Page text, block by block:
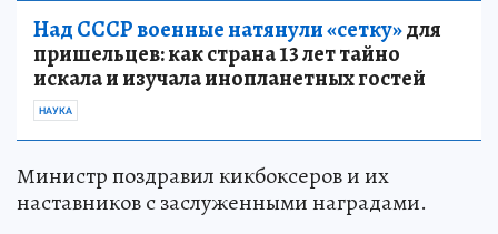
Над СССР военные натянули «сетку»для
пришельцев: как страна 13 лет тайно
искала и изучала инопланетных гостей
НАУКА
Министр поздравил кикбоксеров и их
наставников с заслуженными наградами.